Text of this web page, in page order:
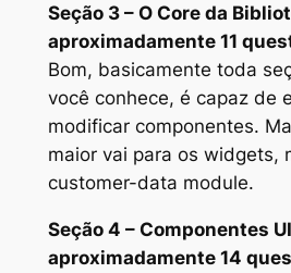
Seção 3 – O Core da
aproximadamente 11
Bom, basicamente toda
você conhece, é capaz de
modificar componentes.
maior vai para os widgets,
customer-data module.
Seção 4 – Componentes
aproximadamente 14